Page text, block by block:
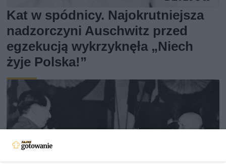
Kat w spódnicy. Najokrutniejsza
nadzorczyni Auschwitz przed
egzekucją wykrzyknęła „Niech
żyje Polska!”